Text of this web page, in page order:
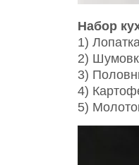
Набор
1)
2)
3)
4)
5)